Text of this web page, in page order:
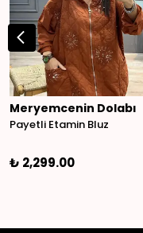
Meryemcenin Dolabı
Payetli Etamin Bluz
₺ 2,299.00